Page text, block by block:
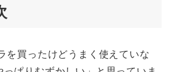
を買ったけどうまく使えていな